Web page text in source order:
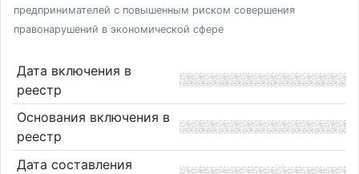
предпринимателей с повышенным риском совершения
правонарушений в экономической сфере
Дата включения в
реестр
Основания включения в
реестр
Дата составления